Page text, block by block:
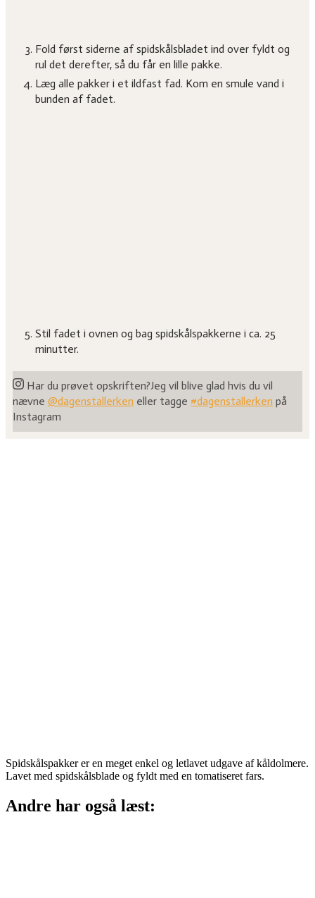
Fold først siderne af spidskålsbladet ind over fyldt og
rul det derefter, så du får en lille pakke.
Læg alle pakker i et ildfast fad. Kom en smule vand i
bunden af fadet.
Stil fadet i ovnen og bag spidskålspakkerne i ca. 25
minutter.
Har du prøvet opskriften?Jeg vil blive glad hvis du vil
nævne @dagenstallerken eller tagge #dagenstallerken på
Instagram
Spidskålspakker er en meget enkel og letlavet udgave af kåldolmere.
Lavet med spidskålsblade og fyldt med en tomatiseret fars.
Andre har også læst: